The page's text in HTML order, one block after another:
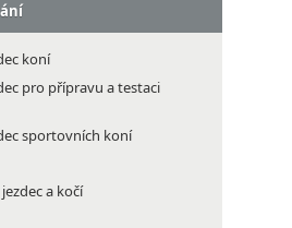
koní
pro přípravu a testaci
sportovních koní
a kočí